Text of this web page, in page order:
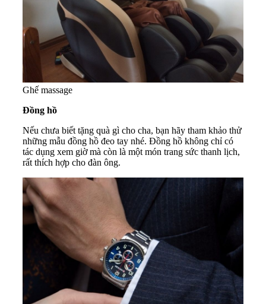
Ghế massage
Đồng hồ
Nếu chưa biết tặng quà gì cho cha, bạn hãy tham khảo thử
những mẫu đồng hồ đeo tay nhé. Đồng hồ không chỉ có
tác dụng xem giờ mà còn là một món trang sức thanh lịch,
rất thích hợp cho đàn ông.